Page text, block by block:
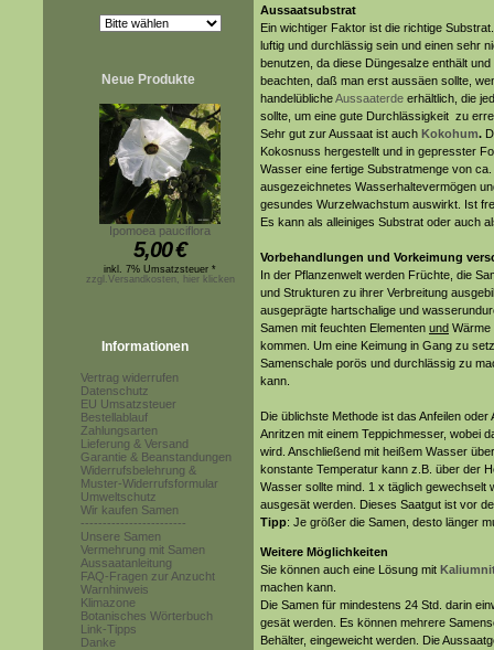
Neue Produkte
Ipomoea pauciflora
5,00€
inkl. 7% Umsatzsteuer *
zzgl.Versandkosten, hier klicken
Informationen
Vertrag widerrufen
Datenschutz
EU Umsatzsteuer
Bestellablauf
Zahlungsarten
Lieferung & Versand
Garantie & Beanstandungen
Widerrufsbelehrung &
Muster-Widerrufsformular
Umweltschutz
Wir kaufen Samen
------------------------
Unsere Samen
Vermehrung mit Samen
Aussaatanleitung
FAQ-Fragen zur Anzucht
Warnhinweis
Klimazone
Botanisches Wörterbuch
Link-Tipps
Danke
Aussaatsubstrat
Ein wichtiger Faktor ist die richtige
luftig und durchlässig sein und einen sehr
benutzen, da diese Düngesalze enthält
beachten, daß man erst aussäen sollte,
handelüblicheAussaaterde erhältlich, die
sollte, um eine gute Durchlässigkeit zu
Sehr gut zur Aussaat ist auch Kokohum.
Kokosnuss hergestellt und in gepresster
Wasser eine fertige Substratmenge von
ausgezeichnetes Wasserhaltevermögen
gesundes Wurzelwachstum auswirkt. Ist
Es kann als alleiniges Substrat oder auch
Vorbehandlungen und Vorkeimung
In der Pflanzenwelt werden Früchte, die
und Strukturen zu ihrer Verbreitung
ausgeprägte hartschalige und
Samen mit feuchten Elementen und Wärme
kommen. Um eine Keimung in Gang zu
Samenschale porös und durchlässig zu
kann.
Die üblichste Methode ist das Anfeilen
Anritzen mit einem Teppichmesser, wobei
wird. Anschließend mit heißem Wasser
konstante Temperatur kann z.B. über der
Wasser sollte mind. 1 x täglich gewechselt
ausgesät werden. Dieses Saatgut ist vor
Tipp: Je größer die Samen, desto länger
Weitere Möglichkeiten
Sie können auch eine Lösung mit
machen kann.
Die Samen für mindestens 24 Std. darin
gesät werden. Es können mehrere
Behälter, eingeweicht werden. Die